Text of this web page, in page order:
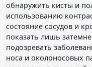
обнаружить кисты и
использованию
состояние сосудов и
показать лишь
подозревать
носа и околоносовых